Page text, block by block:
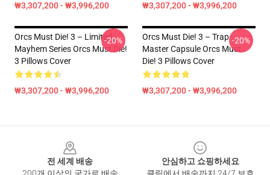
₩3,307,200 - ₩3,996,200 ₩3,307,200 - ₩3,996,200
Orcs Must Die! 3 – Limited
Mayhem Series Orcs Must Die!
3 Pillows Cover
₩3,307,200 - ₩3,996,200
-20%
Orcs Must Die! 3 – Trap
Master Capsule Orcs Must
Die! 3 Pillows Cover
₩3,307,200 - ₩3,996,200
-20%
전 세계 배송
안심하고 쇼핑하세요